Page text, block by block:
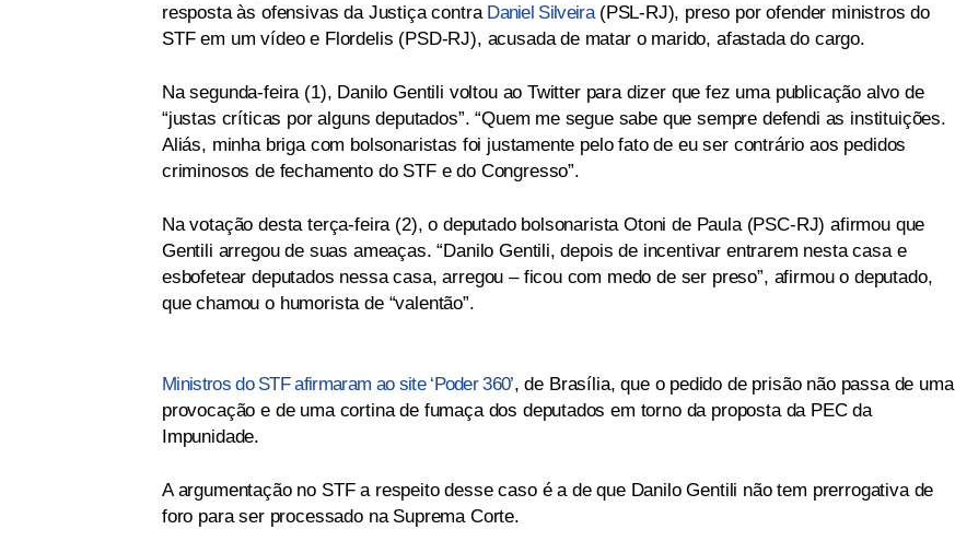
resposta às ofensivas da Justiça contra Daniel Silveira(PSL-RJ), preso por ofender ministros do
STF em um vídeo e Flordelis (PSD-RJ), acusada de matar o marido, afastada do cargo.
Na segunda-feira (1), Danilo Gentili voltou ao Twitter para dizer que fez uma publicação alvo de
“justas críticas por alguns deputados”. “Quem me segue sabe que sempre defendi as instituições.
Aliás, minha briga com bolsonaristas foi justamente pelo fato de eu ser contrário aos pedidos
criminosos de fechamento do STF e do Congresso”.
Na votação desta terça-feira (2), o deputado bolsonarista Otoni de Paula (PSC-RJ) afirmou que
Gentili arregou de suas ameaças. “Danilo Gentili, depois de incentivar entrarem nesta casa e
esbofetear deputados nessa casa, arregou – ficou com medo de ser preso”, afirmou o deputado,
que chamou o humorista de “valentão”.
Ministros do STF afirmaram ao site ‘Poder 360’, de Brasília, que o pedido de prisão não passa de uma
provocação e de uma cortina de fumaça dos deputados em torno da proposta da PEC da
Impunidade.
A argumentação no STF a respeito desse caso é a de que Danilo Gentili não tem prerrogativa de
foro para ser processado na Suprema Corte.